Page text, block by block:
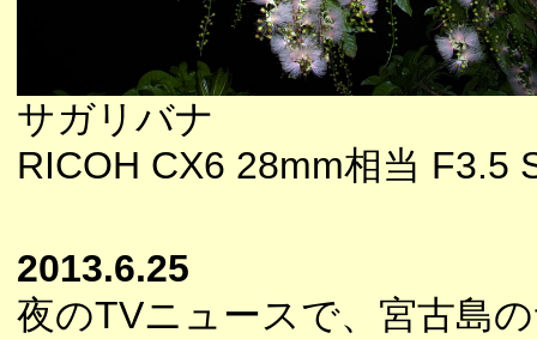
サガリバナ
RICOH CX6 28mm相当 F3.5
2013.6.25
夜のTVニュースで、宮古島